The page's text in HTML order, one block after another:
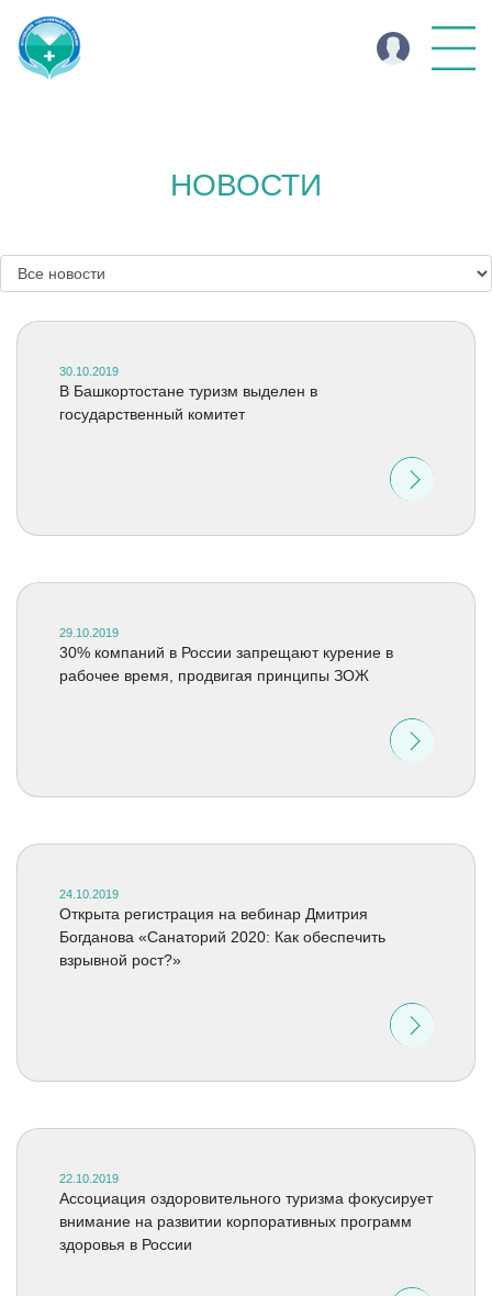
НОВОСТИ
30.10.2019
В Башкортостане туризм выделен в
государственный комитет
29.10.2019
30% компаний в России запрещают курение в
рабочее время, продвигая принципы ЗОЖ
24.10.2019
Открыта регистрация на вебинар Дмитрия
Богданова «Санаторий 2020: Как обеспечить
взрывной рост?»
22.10.2019
Ассоциация оздоровительного туризма фокусирует
внимание на развитии корпоративных программ
здоровья в России